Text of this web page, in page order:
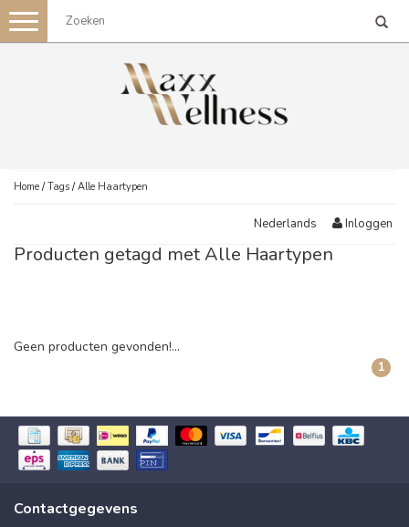
Toggle
navigation
Home /Tags /Alle Haartypen
Nederlands Inloggen
Producten getagd met Alle Haartypen
Geen producten gevonden!...
1
Contactgegevens